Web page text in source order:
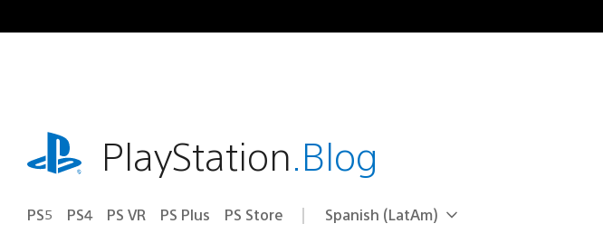
al
playstation.comPlayStation.Blog
PS5 PS4 PS VR PS Plus PS Store Elige
Región
Spanish (LatAm)